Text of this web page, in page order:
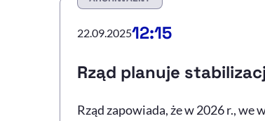
22.09.202512:15
Rząd planuje
Rząd zapowiada, że w 2026 r.,